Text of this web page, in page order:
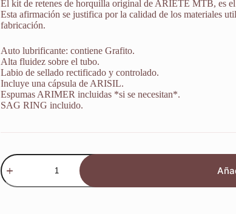
El kit de retenes de horquilla original de ARIETE MTB, es
Esta afirmación se justifica por la calidad de los materiales
fabricación.
Auto lubrificante: contiene Grafito.
Alta fluidez sobre el tubo.
Labio de sellado rectificado y controlado.
Incluye una cápsula de ARISIL.
Espumas ARIMER incluidas *si se necesitan*.
SAG RING incluido.
Kit
Retenes
Horquilla
Marzocchi